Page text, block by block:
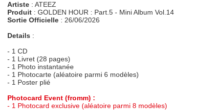
Artiste : ATEEZ
Produit : GOLDEN HOUR : Part.5 - Mini Album Vol.14
Sortie Officielle : 26/06/2026
Details :
- 1 CD
- 1 Livret (28 pages)
- 1 Photo instantanée
- 1 Photocarte (aléatoire parmi 6 modèles)
- 1 Poster plié
Photocard Event (fromm) :
- 1 Photocard exclusive (aléatoire parmi 8 modèles)